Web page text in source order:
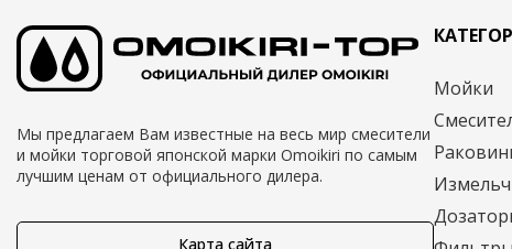
Мы предлагаем Вам известные на весь мир смесители
и мойки торговой японской марки Omoikiri по самым
лучшим ценам от официального дилера.
Карта сайта
Мойки